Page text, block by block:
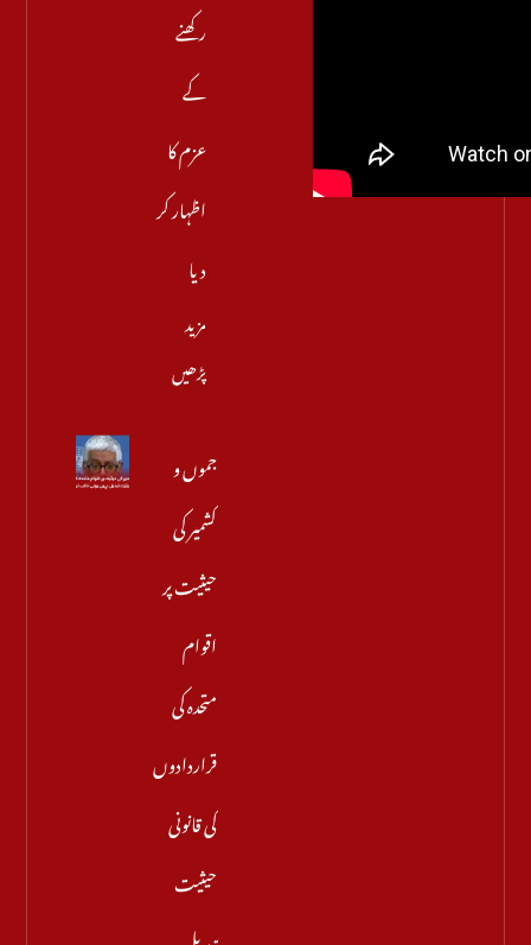
رکھنے
کے
عزم کا
اظہار کر
دیا
مزید
پڑھیں
جموں و
کشمیر کی
حیثیت پر
اقوام
متحدہ کی
قراردادوں
کی قانونی
حیثیت